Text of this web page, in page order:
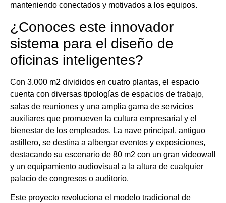
manteniendo conectados y motivados a los equipos.
¿Conoces este innovador
sistema para el diseño de
oficinas inteligentes?
Con 3.000 m2 divididos en cuatro plantas, el espacio
cuenta con diversas tipologías de espacios de trabajo,
salas de reuniones y una amplia gama de servicios
auxiliares que promueven la cultura empresarial y el
bienestar de los empleados. La nave principal, antiguo
astillero, se destina a albergar eventos y exposiciones,
destacando su escenario de 80 m2 con un gran videowall
y un equipamiento audiovisual a la altura de cualquier
palacio de congresos o auditorio.
Este proyecto revoluciona el modelo tradicional de